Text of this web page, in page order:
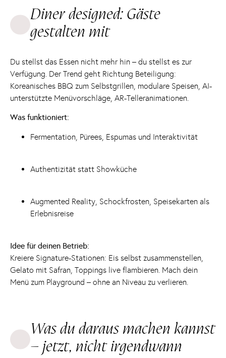
Diner designed: Gäste
gestalten mit
Du stellst das Essen nicht mehr hin – du stellst es zur
Verfügung. Der Trend geht Richtung Beteiligung:
Koreanisches BBQ zum Selbstgrillen, modulare Speisen, AI-
unterstützte Menüvorschläge, AR-Telleranimationen.
Was funktioniert:
Fermentation, Pürees, Espumas und Interaktivität
Authentizität statt Showküche
Augmented Reality, Schockfrosten, Speisekarten als
Erlebnisreise
Idee für deinen Betrieb:
Kreiere Signature-Stationen: Eis selbst zusammenstellen,
Gelato mit Safran, Toppings live flambieren. Mach dein
Menü zum Playground – ohne an Niveau zu verlieren.
Was du daraus machen kannst
– jetzt, nicht irgendwann